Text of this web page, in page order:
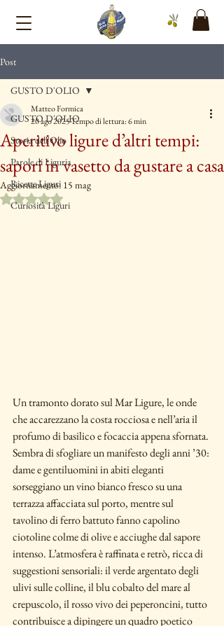
Post
GUSTO D'OLIO
Storia dell'Olio
Parole di Liguria
Ricette Liguri
Curiosità Liguri
GUSTO D'OLIO
Aperitivo ligure d’altri tempi:
sapori in vasetto da gustare a casa
Matteo Formica
20 ago 2025Tempo di lettura: 6 min
Aggiornamento: 15 mag
Valutazione NaN stelle su 5.
Un tramonto dorato sul Mar Ligure, le onde
che accarezzano la costa rocciosa e nell’aria il
profumo di basilico e focaccia appena sfornata.
Sembra di sfogliare un manifesto degli anni ’30:
dame e gentiluomini in abiti eleganti
sorseggiano un vino bianco fresco su una
terrazza affacciata sul porto, mentre sul
tavolino di ferro battuto fanno capolino
ciotoline colme di olive e acciughe dal sapore
intenso. L’atmosfera è raffinata e retrò, ricca di
suggestioni sensoriali: il verde argentato degli
ulivi sulle colline, il blu cobalto del mare al
crepuscolo, il rosso vivo dei peperoncini, tutto
contribuisce a dipingere un quadro poetico